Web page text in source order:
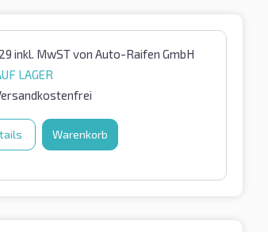
inkl. MwSTvon Auto-Raifen GmbH
LAGER
Warenkorb